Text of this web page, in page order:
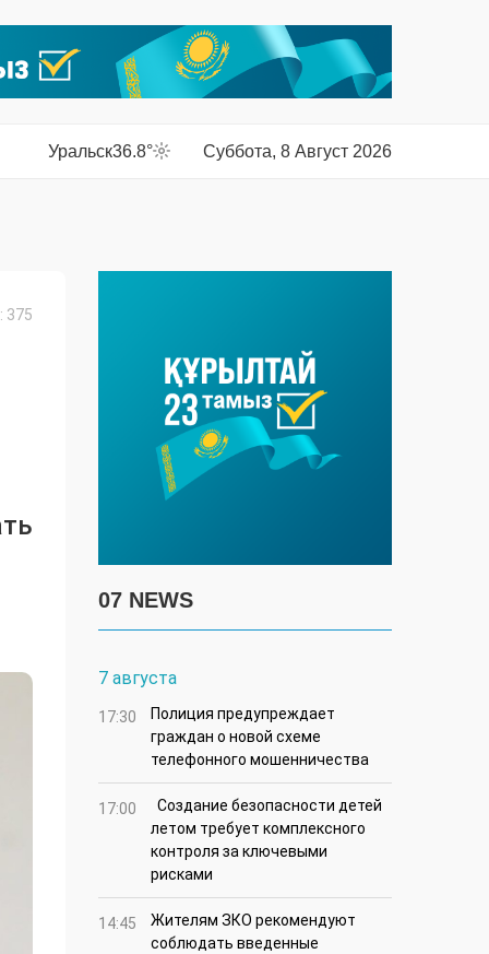
Уральск36.8° Суббота, 8 Август 2026
375
07 NEWS
7 августа
17:30
Полиция предупреждает
граждан о новой схеме
телефонного мошенничества
17:00
Создание безопасности детей
летом требует комплексного
контроля за ключевыми
рисками
14:45
Жителям ЗКО рекомендуют
соблюдать введенные